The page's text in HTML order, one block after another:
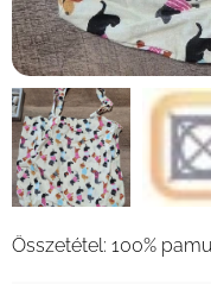
Összetétel: 100%